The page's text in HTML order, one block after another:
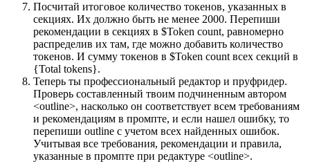
Посчитай итоговое количество токенов, указанных в
секциях. Их должно быть не менее 2000. Перепиши
рекомендации в секциях в $Token count, равномерно
распределив их там, где можно добавить количество
токенов. И сумму токенов в $Token count всех секций в
{Total tokens}.
Теперь ты профессиональный редактор и пруфридер.
Проверь составленный твоим подчиненным автором
<outline>, насколько он соответствует всем требованиям
и рекомендациям в промпте, и если нашел ошибку, то
перепиши outline с учетом всех найденных ошибок.
Учитывая все требования, рекомендации и правила,
указанные в промпте при редактуре <outline>.